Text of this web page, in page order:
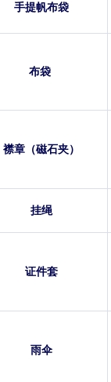
手提帆布袋
布袋
襟章（磁石夹）
挂绳
证件套
雨伞